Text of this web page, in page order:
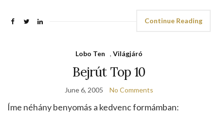
Continue Reading
Lobo Ten , Világjáró
Bejrút Top 10
June 6, 2005 No Comments
Íme néhány benyomás a kedvenc formámban: